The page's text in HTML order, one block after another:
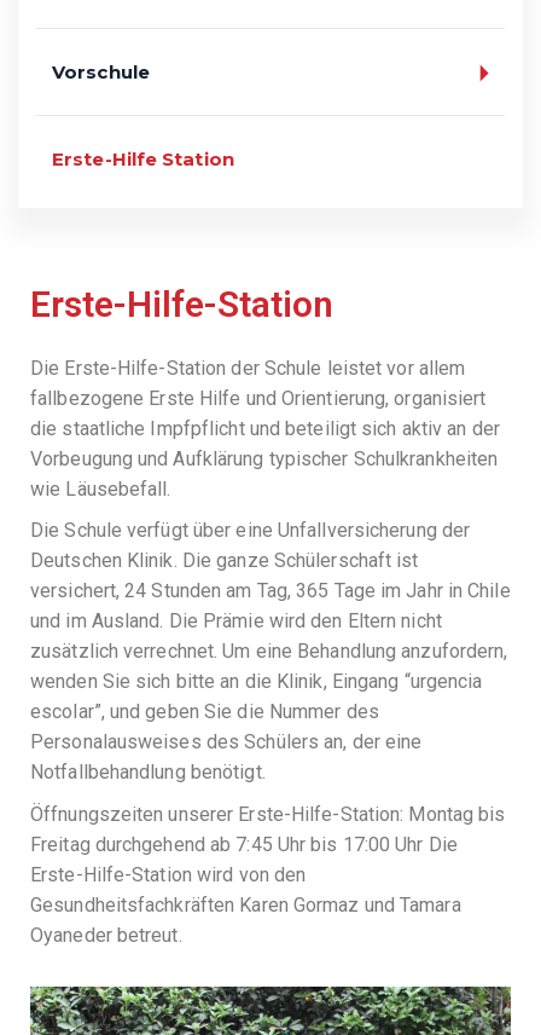
Erste-Hilfe-Station
Die Erste-Hilfe-Station der Schule leistet vor allem
fallbezogene Erste Hilfe und Orientierung, organisiert
die staatliche Impfpflicht und beteiligt sich aktiv an der
Vorbeugung und Aufklärung typischer Schulkrankheiten
wie Läusebefall.
Die Schule verfügt über eine Unfallversicherung der
Deutschen Klinik. Die ganze Schülerschaft ist
versichert, 24 Stunden am Tag, 365 Tage im Jahr in Chile
und im Ausland. Die Prämie wird den Eltern nicht
zusätzlich verrechnet. Um eine Behandlung anzufordern,
wenden Sie sich bitte an die Klinik, Eingang “urgencia
escolar”, und geben Sie die Nummer des
Personalausweises des Schülers an, der eine
Notfallbehandlung benötigt.
Öffnungszeiten unserer Erste-Hilfe-Station: Montag bis
Freitag durchgehend ab 7:45 Uhr bis 17:00 Uhr Die
Erste-Hilfe-Station wird von den
Gesundheitsfachkräften Karen Gormaz und Tamara
Oyaneder betreut.
Vorschule
Erste-Hilfe Station